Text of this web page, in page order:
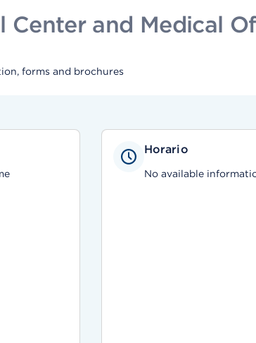
Center and Medical
forms and brochures
Horario
No available